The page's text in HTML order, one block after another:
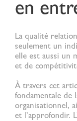
en
La qualité
seulement un
elle est aussi un
et de
À travers cet
fondamentale de
organisationnel,
et l’approfondir.